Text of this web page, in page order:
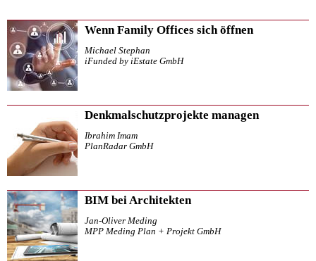
Wenn Family Offices sich öffnen
Michael Stephan
iFunded by iEstate GmbH
Denkmalschutzprojekte managen
Ibrahim Imam
PlanRadar GmbH
BIM bei Architekten
Jan-Oliver Meding
MPP Meding Plan + Projekt GmbH